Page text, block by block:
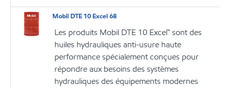
Mobil DTE 10 Excel 68
Les produits Mobil DTE 10 Excel™ sont des
huiles hydrauliques anti-usure haute
performance spécialement conçues pour
répondre aux besoins des systèmes
hydrauliques des équipements modernes